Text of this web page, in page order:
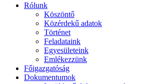
Rólunk
Köszöntő
Közérdekű adatok
Történet
Feladataink
Egyesületeink
Emlékezzünk
Főigazgatóság
Dokumentumok